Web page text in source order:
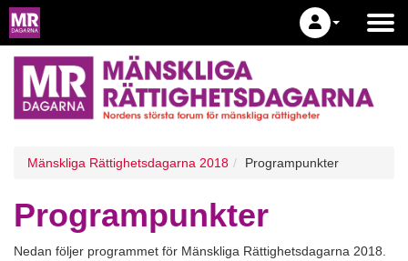
Mänskliga Rättighetsdagarna 2018 Programpunkter
Programpunkter
Nedan följer programmet för Mänskliga Rättighetsdagarna 2018.